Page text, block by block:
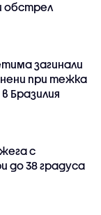
обстрел
загинали
при тежка
Бразилия
с
до 38 градуса